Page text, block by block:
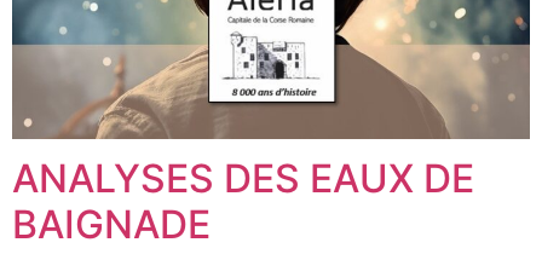
ANALYSES DES EAUX DE
BAIGNADE